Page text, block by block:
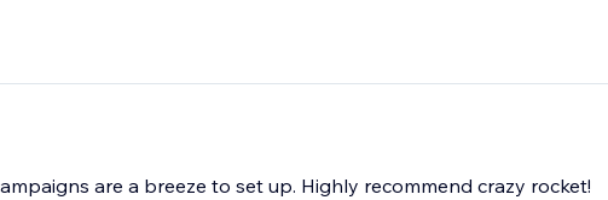
are a breeze to set up. Highly recommend crazy rocket!